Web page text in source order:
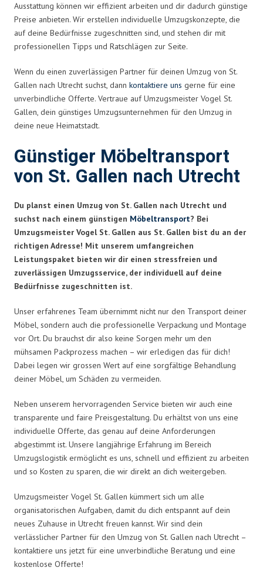
Ausstattung können wir effizient arbeiten und dir dadurch günstige
Preise anbieten. Wir erstellen individuelle Umzugskonzepte, die
auf deine Bedürfnisse zugeschnitten sind, und stehen dir mit
professionellen Tipps und Ratschlägen zur Seite.
Wenn du einen zuverlässigen Partner für deinen Umzug von St.
Gallen nach Utrecht suchst, dann kontaktiere uns gerne für eine
unverbindliche Offerte. Vertraue auf Umzugsmeister Vogel St.
Gallen, dein günstiges Umzugsunternehmen für den Umzug in
deine neue Heimatstadt.
Günstiger Möbeltransport
von St. Gallen nach Utrecht
Du planst einen Umzug von St. Gallen nach Utrecht und
suchst nach einem günstigen Möbeltransport? Bei
Umzugsmeister Vogel St. Gallen aus St. Gallen bist du an der
richtigen Adresse! Mit unserem umfangreichen
Leistungspaket bieten wir dir einen stressfreien und
zuverlässigen Umzugsservice, der individuell auf deine
Bedürfnisse zugeschnitten ist.
Unser erfahrenes Team übernimmt nicht nur den Transport deiner
Möbel, sondern auch die professionelle Verpackung und Montage
vor Ort. Du brauchst dir also keine Sorgen mehr um den
mühsamen Packprozess machen – wir erledigen das für dich!
Dabei legen wir grossen Wert auf eine sorgfältige Behandlung
deiner Möbel, um Schäden zu vermeiden.
Neben unserem hervorragenden Service bieten wir auch eine
transparente und faire Preisgestaltung. Du erhältst von uns eine
individuelle Offerte, das genau auf deine Anforderungen
abgestimmt ist. Unsere langjährige Erfahrung im Bereich
Umzugslogistik ermöglicht es uns, schnell und effizient zu arbeiten
und so Kosten zu sparen, die wir direkt an dich weitergeben.
Umzugsmeister Vogel St. Gallen kümmert sich um alle
organisatorischen Aufgaben, damit du dich entspannt auf dein
neues Zuhause in Utrecht freuen kannst. Wir sind dein
verlässlicher Partner für den Umzug von St. Gallen nach Utrecht –
kontaktiere uns jetzt für eine unverbindliche Beratung und eine
kostenlose Offerte!